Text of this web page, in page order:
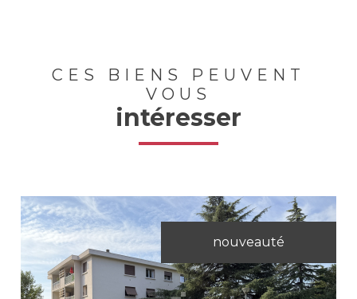
CES BIENS PEUVENT
VOUS
intéresser
nouveauté